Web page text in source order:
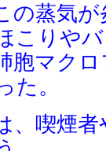
の蒸気
こりや
胞マク
た。
、喫煙